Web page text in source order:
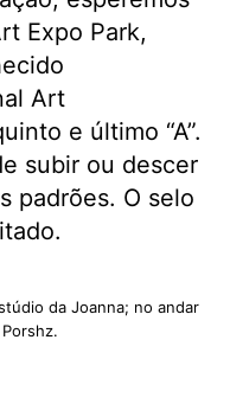
Expo Park,
Art
e último “A”.
subir ou descer
padrões. O selo
da Joanna; no andar